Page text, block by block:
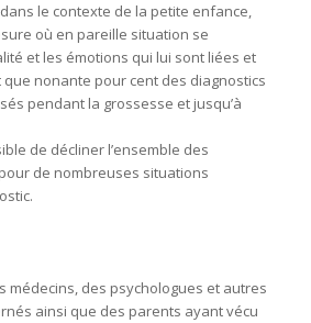
dans le contexte de la petite enfance,
où en pareille situation se
et les émotions qui lui sont liées et
que nonante pour cent des diagnostics
pendant la grossesse et jusqu’à
de décliner l’ensemble des
de nombreuses situations
médecins, des psychologues et autres
ainsi que des parents ayant vécu